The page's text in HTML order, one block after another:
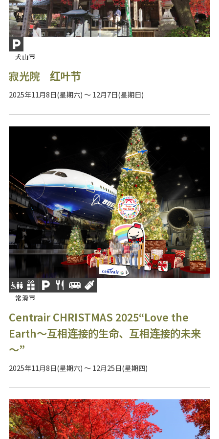
犬山市
寂光院 红叶节
2025年11月8日(星期六) ～ 12月7日(星期日)
常滑市
Centrair CHRISTMAS 2025“Love the
Earth～互相连接的生命、互相连接的未来
～”
2025年11月8日(星期六) ～ 12月25日(星期四)